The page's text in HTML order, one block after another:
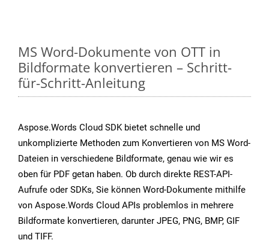
MS Word-Dokumente von OTT in
Bildformate konvertieren – Schritt-
für-Schritt-Anleitung
Aspose.Words Cloud SDK bietet schnelle und
unkomplizierte Methoden zum Konvertieren von MS Word-
Dateien in verschiedene Bildformate, genau wie wir es
oben für PDF getan haben. Ob durch direkte REST-API-
Aufrufe oder SDKs, Sie können Word-Dokumente mithilfe
von Aspose.Words Cloud APIs problemlos in mehrere
Bildformate konvertieren, darunter JPEG, PNG, BMP, GIF
und TIFF.